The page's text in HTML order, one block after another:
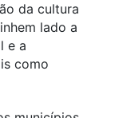
da cultura
lado a
e a
como